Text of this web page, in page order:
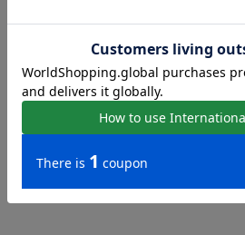
ローファーの人気
現在おすすめアイテムはありません。
最近チェックした
最近チェックしたアイテムはありません。